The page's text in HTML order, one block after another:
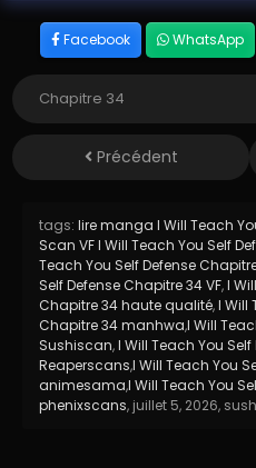
Facebook WhatsApp
Précédent
tags: lire manga I Will Teach
Scan VF I Will Teach You Self
Teach You Self Defense
Self Defense Chapitre 34 VF,I
Chapitre 34 haute qualité,I Will
Chapitre 34 manhwa,I Will
Sushiscan,I Will Teach You
Reaperscans,I Will Teach You
animesama,I Will Teach You
phenixscans, juillet 5, 2026,